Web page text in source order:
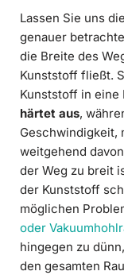
Lassen Sie uns
genauer
die Breite des
Kunststoff fließt.
Kunststoff in eine
härtet aus,
Geschwindigkeit,
weitgehend
der Weg zu breit
der Kunststoff
möglichen
oder
hingegen zu
den gesamten